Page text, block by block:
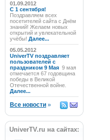
01.09.2012
C 1 сентября!
Поздравляем всех
посетителей сайта с Днём
знаний! Желаем новых
открытий и увлекательной
учёбы! Далее...
05.05.2012
UniverTV поздравляет
пользователей с
праздником 9 Мая 9 мая
отмечается 67 годовщина
победы в Великой
Отечественной войне.
Далее...
Все новости »
UniverTV.ru на сайтах: